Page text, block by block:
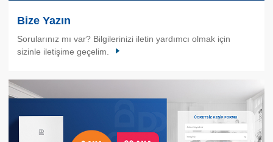
Bize Yazın
Sorularınız mı var? Bilgilerinizi iletin yardımcı olmak için
sizinle iletişime geçelim.